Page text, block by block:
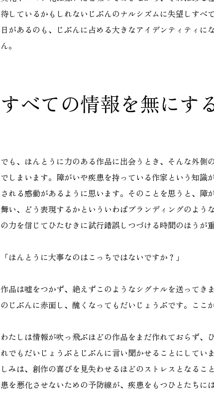
待しているかもしれないじぶんのナルシズムに失望しすべ
日があるのも、じぶんに占める大きなアイデンティティに
ん。
すべての情報を無にす
でも、ほんとうに力のある作品に出会うとき、そんな外側
でしまいます。障がいや疾患を持っている作家という知識
される感動があるように思います。そのことを思うと、障
舞い、どう表現するかといういわばブランディングのよう
の力を信じてひたむきに試行錯誤しつづける時間のほうが
「ほんとうに大事なのはこっちではないですか？」
作品は嘘をつかず、絶えずこのようなシグナルを送ってき
のじぶんに赤面し、醜くなってもだいじょうぶです。ここ
わたしは情報が吹っ飛ぶほどの作品をまだ作れておらず、
れでもだいじょうぶとじぶんに言い聞かせることにしてい
しみは、創作の喜びを見失わせるほどのストレスとなるこ
患を悪化させないための予防線が、疾患をもつひとたちに